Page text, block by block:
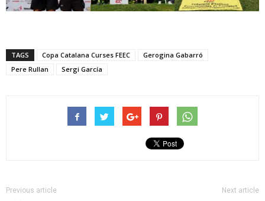
TAGS Copa Catalana Curses FEEC
Gerogina Gabarró
Pere Rullan
Sergi García
Previous article Next article